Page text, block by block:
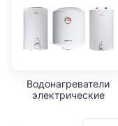
Водонагреватели
электрические